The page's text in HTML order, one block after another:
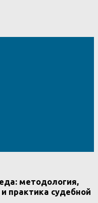
методология,
практика судебной